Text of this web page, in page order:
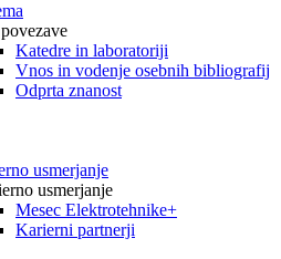
Katedre in laboratoriji
Vnos in vodenje osebnih bibliografij
Odprta znanost
usmerjanje
usmerjanje
Mesec Elektrotehnike+
Karierni partnerji